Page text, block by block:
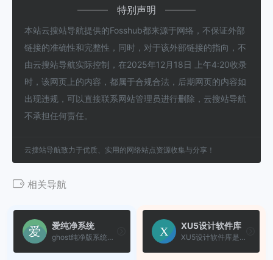
特别声明
本站云搜站导航提供的Fosshub都来源于网络，不保证外部
链接的准确性和完整性，同时，对于该外部链接的指向，不
由云搜站导航实际控制，在2025年12月18日 上午4:20收录
时，该网页上的内容，都属于合规合法，后期网页的内容如
出现违规，可以直接联系网站管理员进行删除，云搜站导航
不承担任何责任。
云搜站导航致力于优质、实用的网络站点资源收集与分享！
相关导航
爱纯净系统
ghost纯净版系统下载
XU5设计软件库
XU5设计软件库是一个集合专业...